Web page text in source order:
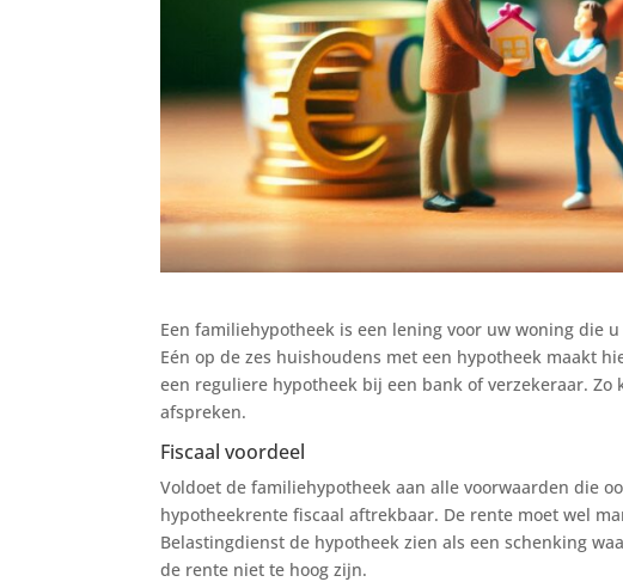
Een familiehypotheek is een lening voor uw woning
Eén op de zes huishoudens met een hypotheek maakt
een reguliere hypotheek bij een bank of verzekeraar.
afspreken.
Fiscaal voordeel
Voldoet de familiehypotheek aan alle voorwaarden die
hypotheekrente fiscaal aftrekbaar. De rente moet wel
Belastingdienst de hypotheek zien als een schenking
de rente niet te hoog zijn.